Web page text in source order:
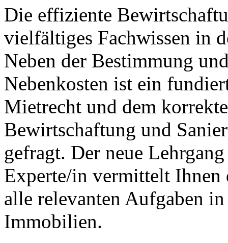
Die effiziente
vielfältiges Fachwissen in
Neben der Bestimmung
Nebenkosten ist ein
Mietrecht und dem
Bewirtschaftung und
gefragt. Der neue
Experte/in vermittelt
alle relevanten Aufgaben
Immobilien.